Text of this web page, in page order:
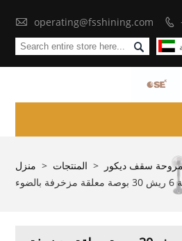
 operating@fsshining.com 

منزل > المنتجات > مروحة سقف ديكور